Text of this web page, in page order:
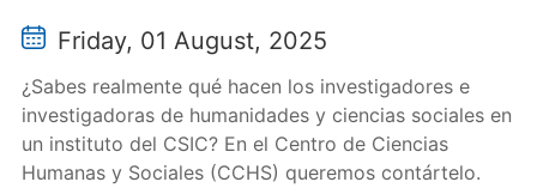
Friday, 01 August, 2025
¿Sabes realmente qué hacen los investigadores e
investigadoras de humanidades y ciencias sociales en
un instituto del CSIC? En el Centro de Ciencias
Humanas y Sociales (CCHS) queremos contártelo.